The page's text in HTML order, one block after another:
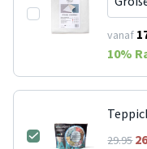
vanaf
10%
29.95